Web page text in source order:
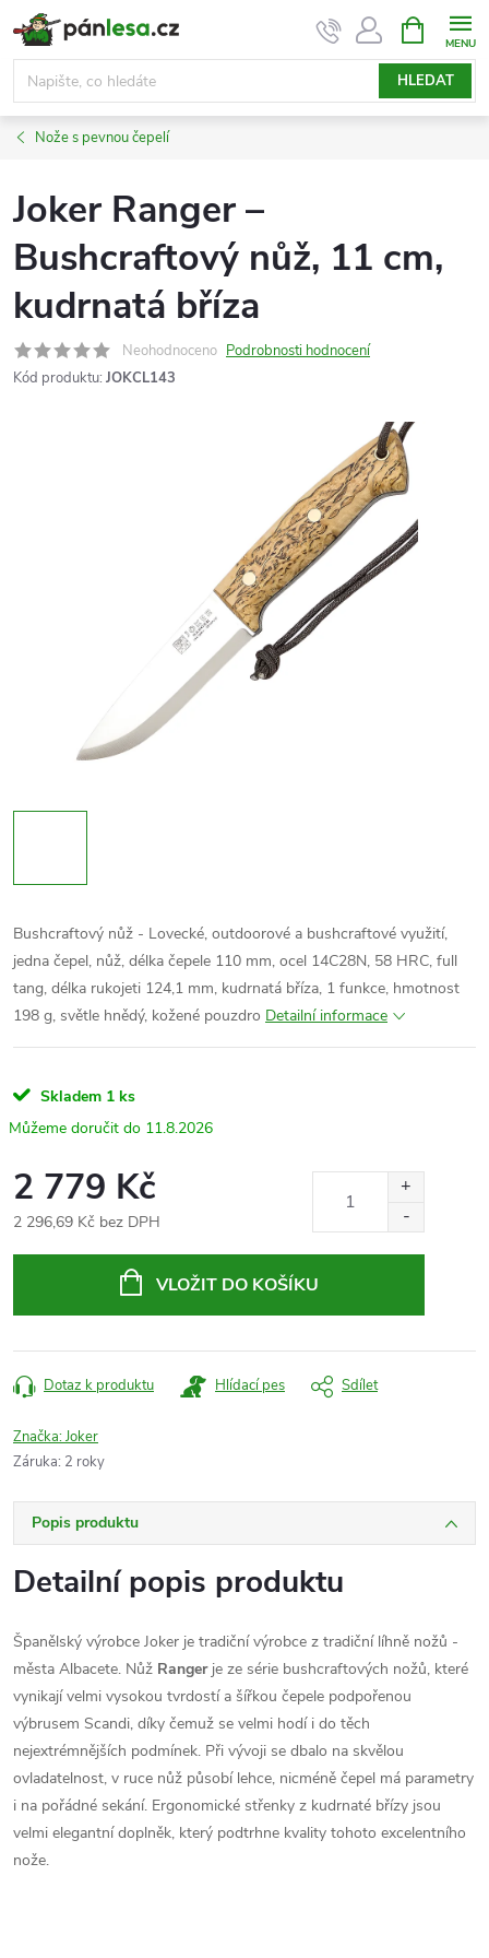
Přejít
na
obsah
HLEDAT
NÁKUPNÍ
KOŠÍK
Nože s pevnou čepelí
Joker Ranger –
Bushcraftový nůž, 11 cm,
kudrnatá bříza
Neohodnoceno Podrobnosti hodnocení
Kód produktu: JOKCL143
Bushcraftový nůž - Lovecké, outdoorové a bushcraftové využití,
jedna čepel, nůž, délka čepele 110 mm, ocel 14C28N, 58 HRC, full
tang, délka rukojeti 124,1 mm, kudrnatá bříza, 1 funkce, hmotnost
198 g, světle hnědý, kožené pouzdro Detailní informace
Skladem 1 ks
11.8.2026
2 779 Kč
2 296,69 Kč bez DPH
VLOŽIT DO KOŠÍKU
Dotaz k produktu Hlídací pes Sdílet
Značka:Joker
Záruka: 2 roky
Popis produktu
Detailní popis produktu
Španělský výrobce Joker je tradiční výrobce z tradiční líhně nožů -
města Albacete. Nůž Rangerje ze série bushcraftových nožů, které
vynikají velmi vysokou tvrdostí a šířkou čepele podpořenou
výbrusem Scandi, díky čemuž se velmi hodí i do těch
nejextrémnějších podmínek. Při vývoji se dbalo na skvělou
ovladatelnost, v ruce nůž působí lehce, nicméně čepel má parametry
i na pořádné sekání. Ergonomické střenky z kudrnaté břízy jsou
velmi elegantní doplněk, který podtrhne kvality tohoto excelentního
nože.